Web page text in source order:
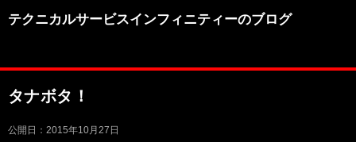
テクニカルサービスインフィニティーのブログ
タナボタ！
公開日： 2015年10月27日